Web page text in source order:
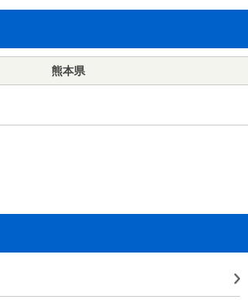
熊本県